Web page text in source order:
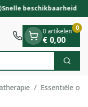
beschikbaarheid
Zoek
0 artikelen
€ 0,00
0
/ Essentiële